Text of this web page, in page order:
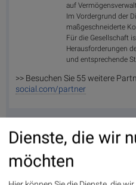
auf
Im Vordergrund der
maßgeschneiderte
Für die Gesellschaft
Herausforderungen
und entsprechende
>> Besuchen Sie 55 weitere
social.com/partner
Dienste, die wir
möchten